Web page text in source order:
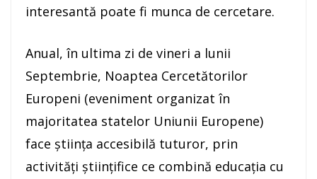
interesantă poate fi munca de cercetare.
​Anual, în ultima zi de vineri a lunii
Septembrie, Noaptea Cercetătorilor
Europeni (eveniment organizat în
majoritatea statelor Uniunii Europene)
face știința accesibilă tuturor, prin
activități științifice ce combină educația cu